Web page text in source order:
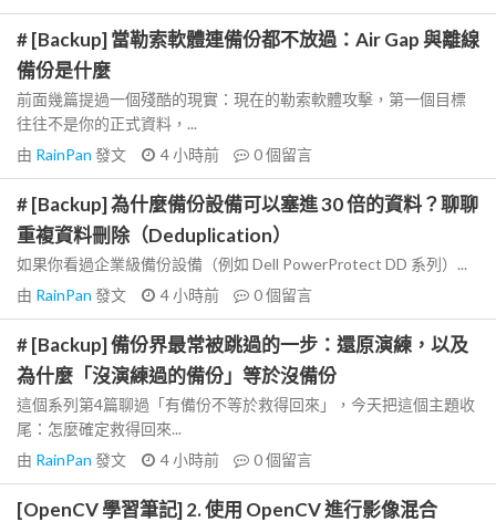
# [Backup] 當勒索軟體連備份都不放過：Air Gap 與離線
備份是什麼
前面幾篇提過一個殘酷的現實：現在的勒索軟體攻擊，第一個目標
往往不是你的正式資料，...
由 RainPan 發文 4 小時前 0個留言
# [Backup] 為什麼備份設備可以塞進 30 倍的資料？聊聊
重複資料刪除（Deduplication）
如果你看過企業級備份設備（例如 Dell PowerProtect DD 系列）...
由 RainPan 發文 4 小時前 0個留言
# [Backup] 備份界最常被跳過的一步：還原演練，以及
為什麼「沒演練過的備份」等於沒備份
這個系列第4篇聊過「有備份不等於救得回來」，今天把這個主題收
尾：怎麼確定救得回來...
由 RainPan 發文 4 小時前 0個留言
[OpenCV 學習筆記] 2. 使用 OpenCV 進行影像混合